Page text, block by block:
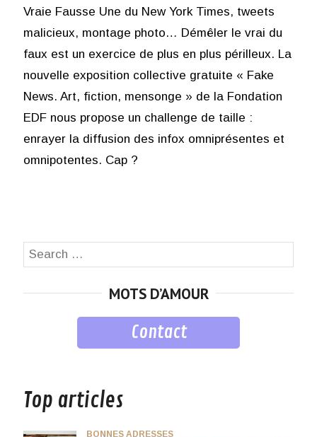
Vraie Fausse Une du New York Times, tweets
malicieux, montage photo… Démêler le vrai du
faux est un exercice de plus en plus périlleux. La
nouvelle exposition collective gratuite « Fake
News. Art, fiction, mensonge » de la Fondation
EDF nous propose un challenge de taille :
enrayer la diffusion des infox omniprésentes et
omnipotentes. Cap ?
Search
MOTS D’AMOUR
Contact
Top articles